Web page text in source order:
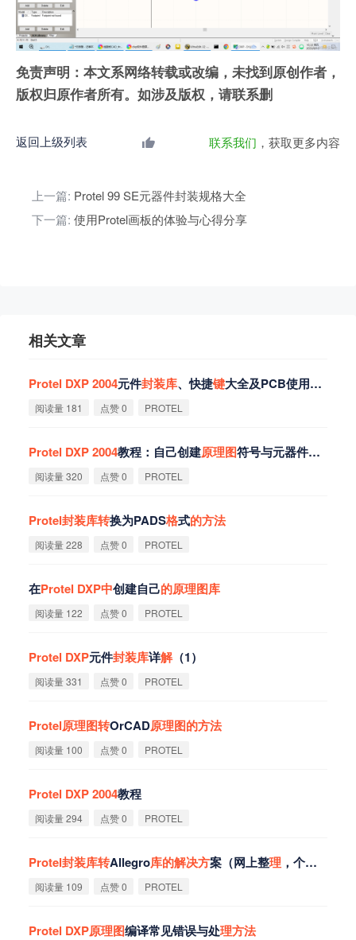
免责声明：本文系网络转载或改编，未找到原创作者，
版权归原作者所有。如涉及版权，请联系删
返回上级列表 联系我们 ，获取更多内容
上一篇: Protel 99 SE元器件封装规格大全
下一篇: 使用Protel画板的体验与心得分享
相关文章
Protel DXP2004元件封装库、快捷键大全及PCB使用技巧
阅读量 181 点赞 0 PROTEL
Protel DXP2004教程：自己创建原理图符号与元器件封
阅读量 320 点赞 0 PROTEL
Protel封装库转换为PADS格式的方法
阅读量 228 点赞 0 PROTEL
在Protel DXP中创建自己的原理图库
阅读量 122 点赞 0 PROTEL
Protel DXP元件封装库详解（1）
阅读量 331 点赞 0 PROTEL
Protel原理图转OrCAD原理图的方法
阅读量 100 点赞 0 PROTEL
Protel DXP2004教程
阅读量 294 点赞 0 PROTEL
Protel封装库转Allegro库的解决方案（网上整理 ，个人未
阅读量 109 点赞 0 PROTEL
Protel DXP原理图编译常见错误与处理方法